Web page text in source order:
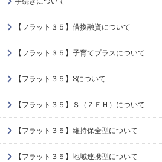
【フラット３５】借換融資について
【フラット３５】子育てプラスについて
【フラット３５】Sについて
【フラット３５】Ｓ（ＺＥＨ）について
【フラット３５】維持保全型について
【フラット３５】地域連携型について